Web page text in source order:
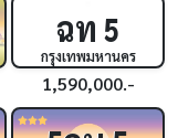
ฉท 5
กรุงเทพมหานคร
1,590,000.-